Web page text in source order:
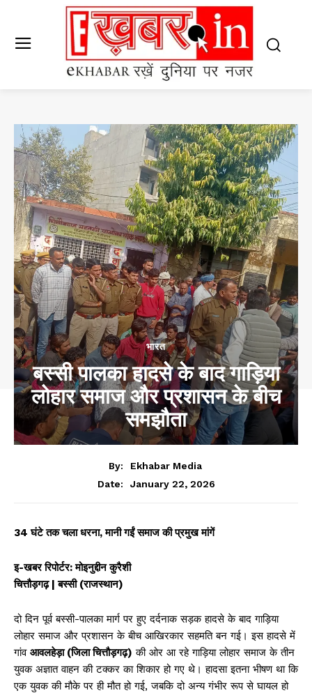
भारत
बस्सी पालका हादसे के बाद गाड़िया
लोहार समाज और प्रशासन के बीच
समझौता
By:
Ekhabar Media
Date:
January 22, 2026
34 घंटे तक चला धरना, मानी गईं समाज की प्रमुख मांगें
इ-खबर रिपोर्टर: मोइनुद्दीन कुरैशी
चित्तौड़गढ़ | बस्सी (राजस्थान)
दो दिन पूर्व बस्सी-पालका मार्ग पर हुए दर्दनाक सड़क हादसे के बाद गाड़िया
लोहार समाज और प्रशासन के बीच आखिरकार सहमति बन गई। इस हादसे में
गांव आवलहेड़ा (जिला चित्तौड़गढ़) की ओर आ रहे गाड़िया लोहार समाज के तीन
युवक अज्ञात वाहन की टक्कर का शिकार हो गए थे। हादसा इतना भीषण था कि
एक युवक की मौके पर ही मौत हो गई, जबकि दो अन्य गंभीर रूप से घायल हो